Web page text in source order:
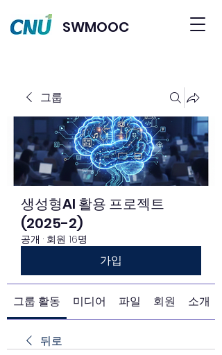
SWMOOC
그룹
생성형AI 활용 프로젝트
(2025-2)
공개 · 회원 16명
가입
그룹 활동 미디어 파일 회원 소개
뒤로